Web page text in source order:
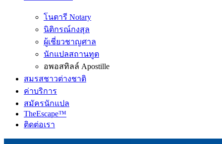
โนตารี Notary
นิติกรณ์กงสุล
ผู้เชี่ยวชาญศาล
นักแปลสถานทูต
อพอสทิลล์ Apostille
สมรสชาวต่างชาติ
ค่าบริการ
สมัครนักแปล
TheEscape™
ติดต่อเรา